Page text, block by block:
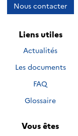
Nous contacter
Liens utiles
Actualités
Les documents
FAQ
Glossaire
Vous êtes